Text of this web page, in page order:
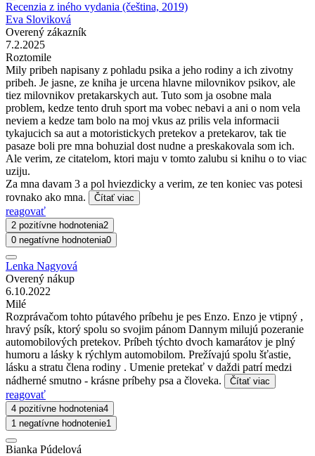
Recenzia z iného vydania (čeština, 2019)
Eva Sloviková
Overený zákazník
7.2.2025
Roztomile
Mily pribeh napisany z pohladu psika a jeho rodiny a ich zivotny
pribeh. Je jasne, ze kniha je urcena hlavne milovnikov psikov, ale
tiez milovnikov pretakarskych aut. Tuto som ja osobne mala
problem, kedze tento druh sport ma vobec nebavi a ani o nom vela
neviem a kedze tam bolo na moj vkus az prilis vela informacii
tykajucich sa aut a motoristickych pretekov a pretekarov, tak tie
pasaze boli pre mna bohuzial dost nudne a preskakovala som ich.
Ale verim, ze citatelom, ktori maju v tomto zalubu si knihu o to viac
uziju.
Za mna davam 3 a pol hviezdicky a verim, ze ten koniec vas potesi
rovnako ako mna.
Čítať viac
reagovať
2 pozitívne hodnotenia2
0 negatívne hodnotenia0
Lenka Nagyová
Overený nákup
6.10.2022
Milé
Rozprávačom tohto pútavého príbehu je pes Enzo. Enzo je vtipný ,
hravý psík, ktorý spolu so svojim pánom Dannym milujú pozeranie
automobilových pretekov. Príbeh týchto dvoch kamarátov je plný
humoru a lásky k rýchlym automobilom. Prežívajú spolu šťastie,
lásku a stratu člena rodiny . Umenie pretekať v daždi patrí medzi
nádherné smutno - krásne príbehy psa a človeka.
Čítať viac
reagovať
4 pozitívne hodnotenia4
1 negatívne hodnotenie1
Bianka Púdelová